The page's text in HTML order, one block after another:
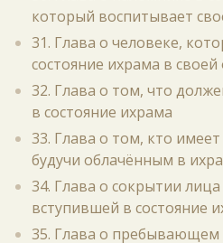
который воспитывает
31. Глава о человеке,
состояние ихрама в
32. Глава о том, что
в состояние ихрама
33. Глава о том, кто
будучи облачённым в
34. Глава о сокрытии
вступившей в состояние
35. Глава о пребывающем